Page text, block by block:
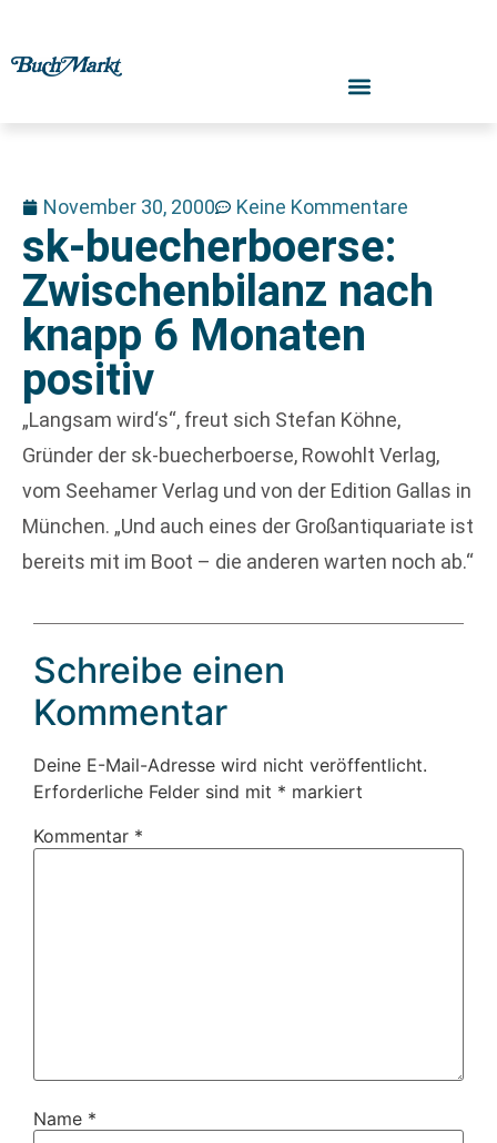
November 30, 2000 Keine Kommentare
sk-buecherboerse:
Zwischenbilanz nach
knapp 6 Monaten
positiv
„Langsam wird‘s“, freut sich Stefan Köhne,
Gründer der sk-buecherboerse, Rowohlt Verlag,
vom Seehamer Verlag und von der Edition Gallas in
München. „Und auch eines der Großantiquariate ist
bereits mit im Boot – die anderen warten noch ab.“
Schreibe einen
Kommentar
Deine E-Mail-Adresse wird nicht veröffentlicht.
Erforderliche Felder sind mit * markiert
Kommentar *
Name *